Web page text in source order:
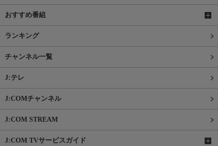
おすすめ番組
ランキング
チャンネル一覧
J:テレ
J:COMチャンネル
J:COM STREAM
J:COM TVサービスガイド